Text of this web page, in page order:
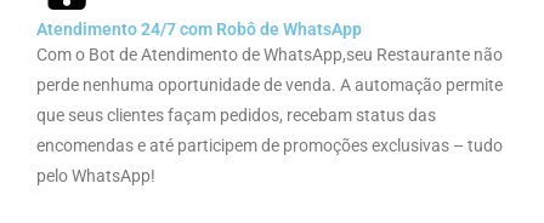
Atendimento 24/7 com Robô de WhatsApp
Com o Bot de Atendimento de WhatsApp,seu Restaurante não
perde nenhuma oportunidade de venda. A automação permite
que seus clientes façam pedidos, recebam status das
encomendas e até participem de promoções exclusivas – tudo
pelo WhatsApp!